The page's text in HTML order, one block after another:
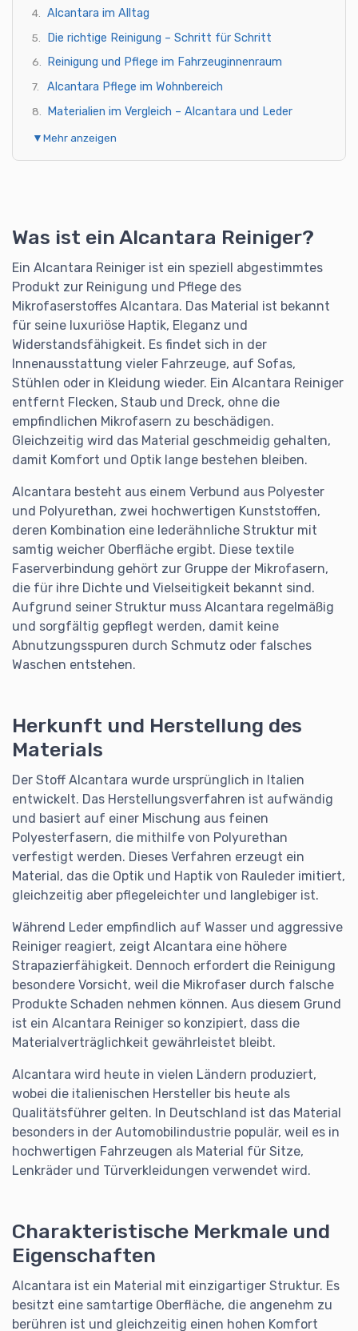
Alcantara im Alltag
Die richtige Reinigung – Schritt für Schritt
Reinigung und Pflege im Fahrzeuginnenraum
Alcantara Pflege im Wohnbereich
Materialien im Vergleich – Alcantara und Leder
Fleckenbehandlung und Fleckenentfernung
Anwendungstipps für beste Ergebnisse
Materialverträglichkeit und Sicherheit
Alcantara in Möbeln und Fahrzeugen – besondere
Herausforderungen
Nachhaltige Nutzung und Umweltaspekte
Verarbeitung und Pflegehinweise der Hersteller
Innovative Entwicklungen in der Alcantara Pflege
Strahlende Ergebnisse durch richtige Anwendung
Pflege mit System für dauerhafte Schönheit
Häufige Fragen zu Alcantara Reiniger
▼Mehr anzeigen
Was ist ein Alcantara Reiniger?
Ein Alcantara Reiniger ist ein speziell abgestimmtes
Produkt zur Reinigung und Pflege des
Mikrofaserstoffes Alcantara. Das Material ist bekannt
für seine luxuriöse Haptik, Eleganz und
Widerstandsfähigkeit. Es findet sich in der
Innenausstattung vieler Fahrzeuge, auf Sofas,
Stühlen oder in Kleidung wieder. Ein Alcantara Reiniger
entfernt Flecken, Staub und Dreck, ohne die
empfindlichen Mikrofasern zu beschädigen.
Gleichzeitig wird das Material geschmeidig gehalten,
damit Komfort und Optik lange bestehen bleiben.
Alcantara besteht aus einem Verbund aus Polyester
und Polyurethan, zwei hochwertigen Kunststoffen,
deren Kombination eine lederähnliche Struktur mit
samtig weicher Oberfläche ergibt. Diese textile
Faserverbindung gehört zur Gruppe der Mikrofasern,
die für ihre Dichte und Vielseitigkeit bekannt sind.
Aufgrund seiner Struktur muss Alcantara regelmäßig
und sorgfältig gepflegt werden, damit keine
Abnutzungsspuren durch Schmutz oder falsches
Waschen entstehen.
Herkunft und Herstellung des
Materials
Der Stoff Alcantara wurde ursprünglich in Italien
entwickelt. Das Herstellungsverfahren ist aufwändig
und basiert auf einer Mischung aus feinen
Polyesterfasern, die mithilfe von Polyurethan
verfestigt werden. Dieses Verfahren erzeugt ein
Material, das die Optik und Haptik von Rauleder imitiert,
gleichzeitig aber pflegeleichter und langlebiger ist.
Während Leder empfindlich auf Wasser und aggressive
Reiniger reagiert, zeigt Alcantara eine höhere
Strapazierfähigkeit. Dennoch erfordert die Reinigung
besondere Vorsicht, weil die Mikrofaser durch falsche
Produkte Schaden nehmen können. Aus diesem Grund
ist ein Alcantara Reiniger so konzipiert, dass die
Materialverträglichkeit gewährleistet bleibt.
Alcantara wird heute in vielen Ländern produziert,
wobei die italienischen Hersteller bis heute als
Qualitätsführer gelten. In Deutschland ist das Material
besonders in der Automobilindustrie populär, weil es in
hochwertigen Fahrzeugen als Material für Sitze,
Lenkräder und Türverkleidungen verwendet wird.
Charakteristische Merkmale und
Eigenschaften
Alcantara ist ein Material mit einzigartiger Struktur. Es
besitzt eine samtartige Oberfläche, die angenehm zu
berühren ist und gleichzeitig einen hohen Komfort